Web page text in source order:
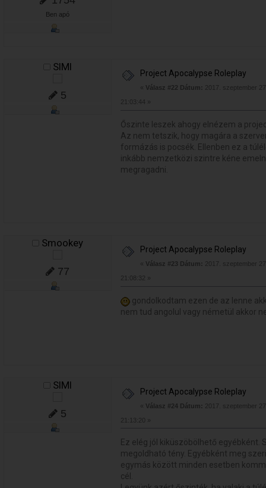
Ben apó
SlMl
5
Project Apocalypse Roleplay
« Válasz #22 Dátum: 2017. szeptember
21:03:44 »
Őszinte leszek ahogy elnézem a
Az nem tetszik, hogy magára a
formázás is pocsék. Ellenben ez a
inkább nemzetközi szintre kéne
megragadni.
Smookey
77
Project Apocalypse Roleplay
« Válasz #23 Dátum:
2017. szeptember
21:08:32 »
gondolkodtam ezen de az lenne
nem tud angolul vagy németül akkor
SlMl
5
Project Apocalypse Roleplay
« Válasz #24 Dátum:
2017. szeptember
21:13:20 »
Ez elég jól kiküszöbölhető egyébként.
megoldható tény. Egyébként meg
egymás között minden esetben
cél.